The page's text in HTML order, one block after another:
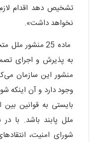
تشخیص دهد اقدام
نخواهد داشت».
ماده 25 منشور
به پذیرش و اجرای
منشور این سازمان
وجود دارد و آن اینکه
بایستی به قوانین
ملل پابند باشد. با
شورای امنیت،